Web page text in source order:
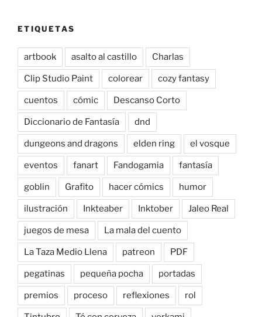
ETIQUETAS
artbook asalto al castillo Charlas
Clip Studio Paint colorear cozy fantasy
cuentos cómic Descanso Corto
Diccionario de Fantasía dnd
dungeons and dragons elden ring el vosque
eventos fanart Fandogamia fantasía
goblin Grafito hacer cómics humor
ilustración Inkteaber Inktober Jaleo Real
juegos de mesa La mala del cuento
La Taza Medio Llena patreon PDF
pegatinas pequeña pocha portadas
premios proceso reflexiones rol